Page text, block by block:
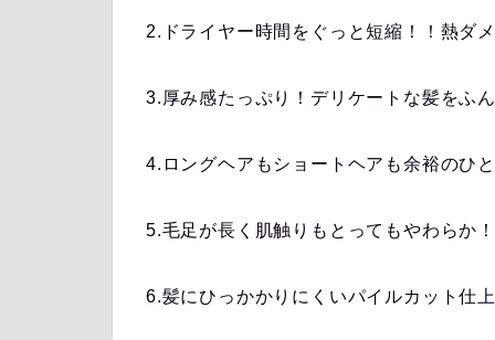
2.ドライヤー時間をぐっと短縮！！熱ダ
3.厚み感たっぷり！デリケートな髪をふ
4.ロングヘアもショートヘアも余裕のひ
5.毛足が長く肌触りもとってもやわらか
6.髪にひっかかりにくいパイルカット仕